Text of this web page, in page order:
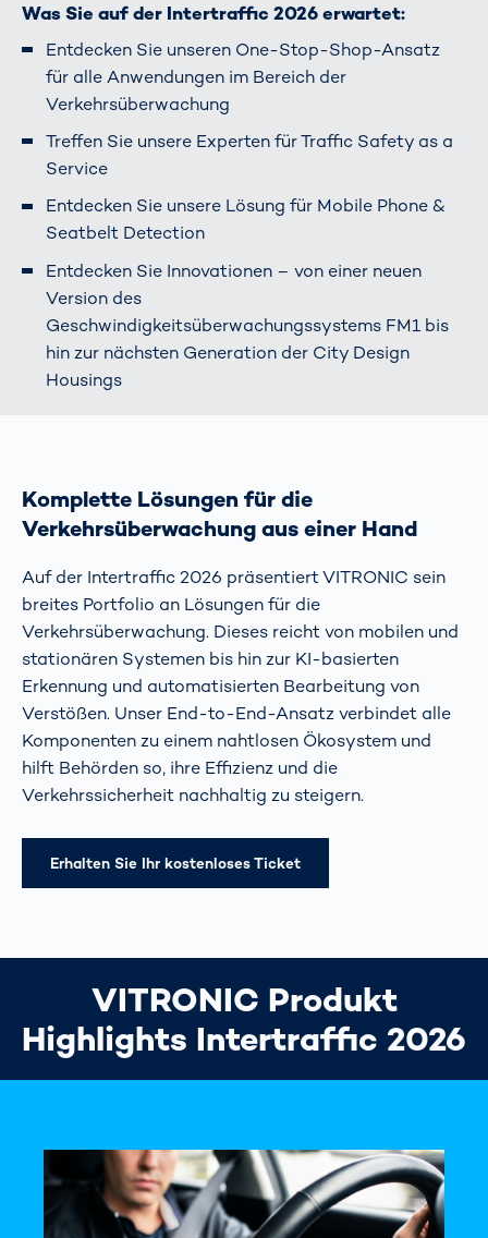
Was Sie auf der Intertraffic 2026 erwartet:
Entdecken Sie unseren One-Stop-Shop-Ansatz
für alle Anwendungen im Bereich der
Verkehrsüberwachung
Treffen Sie unsere Experten für Traffic Safety as a
Service
Entdecken Sie unsere Lösung für Mobile Phone &
Seatbelt Detection
Entdecken Sie Innovationen – von einer neuen
Version des
Geschwindigkeitsüberwachungssystems FM1 bis
hin zur nächsten Generation der City Design
Housings
Komplette Lösungen für die
Verkehrsüberwachung aus einer Hand
Auf der Intertraffic 2026 präsentiert VITRONIC sein
breites Portfolio an Lösungen für die
Verkehrsüberwachung. Dieses reicht von mobilen und
stationären Systemen bis hin zur KI-basierten
Erkennung und automatisierten Bearbeitung von
Verstößen. Unser End-to-End-Ansatz verbindet alle
Komponenten zu einem nahtlosen Ökosystem und
hilft Behörden so, ihre Effizienz und die
Verkehrssicherheit nachhaltig zu steigern.
Erhalten Sie Ihr kostenloses Ticket
VITRONIC Produkt
Highlights Intertraffic 2026